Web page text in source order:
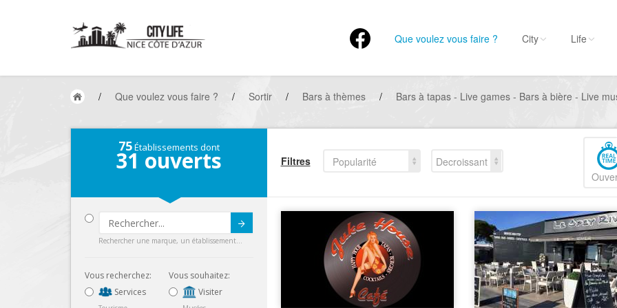
Que voulez vous faire ? City Life
/ Que voulez vous faire ? / Sortir / Bars à thèmes / Bars à tapas - Live games - Bars à bière - Live
75Établissements dont
31 ouverts
Rechercher une marque, un établissement...
Vous recherchez:
Services
Vous souhaitez:
Visiter
Filtres Popularité
Decroissant